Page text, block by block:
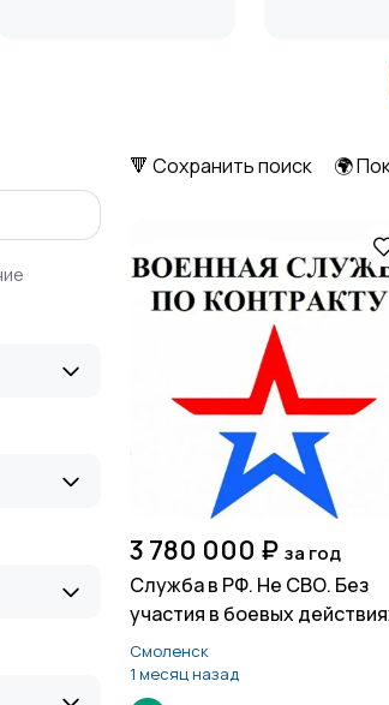
Медицина
Производство Работа
Удаленная работа
🔻 Сохранить поиск 🌍
3 780 000 ₽ за год
Служба в РФ. Не СВО. Без
участия в боевых
Смоленск
1 месяц назад